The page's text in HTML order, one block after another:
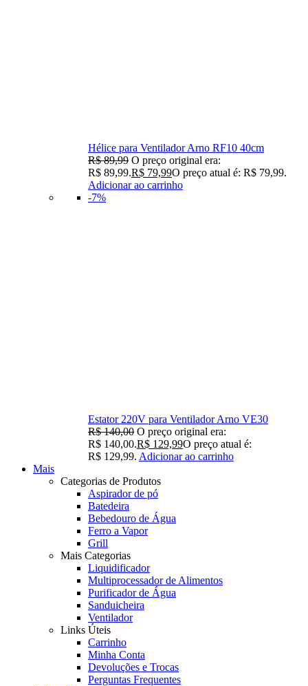
Hélice para Ventilador Arno RF10 40cm
R$89,99 O preço original era:
R$ 89,99.R$ 79,99O preço atual é: R$ 79,99.
Adicionar ao carrinho
-7%
Estator 220V para Ventilador Arno VE30
R$140,00 O preço original era:
R$ 140,00.R$ 129,99O preço atual é:
R$ 129,99. Adicionar ao carrinho
Mais
Categorias de Produtos
Aspirador de pó
Batedeira
Bebedouro de Água
Ferro a Vapor
Grill
Mais Categorias
Liquidificador
Multiprocessador de Alimentos
Purificador de Água
Sanduicheira
Ventilador
Links Úteis
Carrinho
Minha Conta
Devoluções e Trocas
Perguntas Frequentes